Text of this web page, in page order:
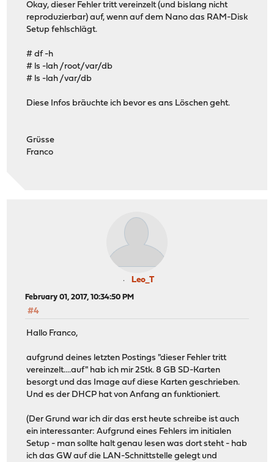
Okay, dieser Fehler tritt vereinzelt (und bislang nicht
reproduzierbar) auf, wenn auf dem Nano das RAM-Disk
Setup fehlschlägt.
# df -h
# ls -lah /root/var/db
# ls -lah /var/db
Diese Infos bräuchte ich bevor es ans Löschen geht.
Grüsse
Franco
Leo_T
February 01, 2017, 10:34:50 PM
#4
Hallo Franco,
aufgrund deines letzten Postings "dieser Fehler tritt
vereinzelt....auf" hab ich mir 2Stk. 8 GB SD-Karten
besorgt und das Image auf diese Karten geschrieben.
Und es der DHCP hat von Anfang an funktioniert.
(Der Grund war ich dir das erst heute schreibe ist auch
ein interessanter: Aufgrund eines Fehlers im initialen
Setup - man sollte halt genau lesen was dort steht - hab
ich das GW auf die LAN-Schnittstelle gelegt und